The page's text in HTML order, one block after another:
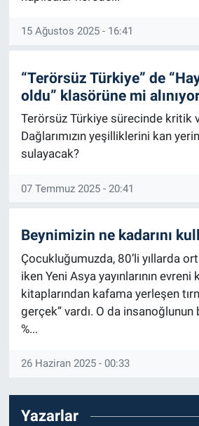
15 Ağustos 2025 - 16:41
“Terörsüz Türkiye” de
oldu” klasörüne mi
Terörsüz Türkiye sürecinde kritik
Dağlarımızın yeşilliklerini kan
sulayacak?
07 Temmuz 2025 - 20:41
Beynimizin ne kadarını
Çocukluğumuzda, 80’li yıllarda
iken Yeni Asya yayınlarının evreni
kitaplarından kafama yerleşen
gerçek” vardı. O da
%...
26 Haziran 2025 - 00:33
Yazarlar